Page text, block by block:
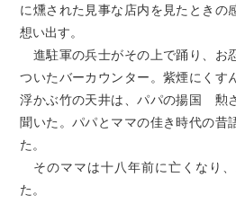
に燻された見事な店内を見たときの
想い出す。
進駐軍の兵士がその上で踊り、お
ついたバーカウンター。紫煙にくす
浮かぶ竹の天井は、パパの揚国 勲
聞いた。パパとママの佳き時代の昔
た。
そのママは十八年前に亡くなり
た。